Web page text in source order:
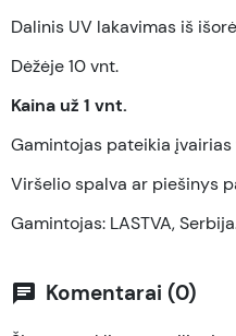
Dalinis UV lakavimas iš
Dėžėje 10 vnt.
Kaina už 1 vnt.
Gamintojas pateikia
Viršelio spalva ar piešinys
Gamintojas: LASTVA,
chat Komentarai (0)